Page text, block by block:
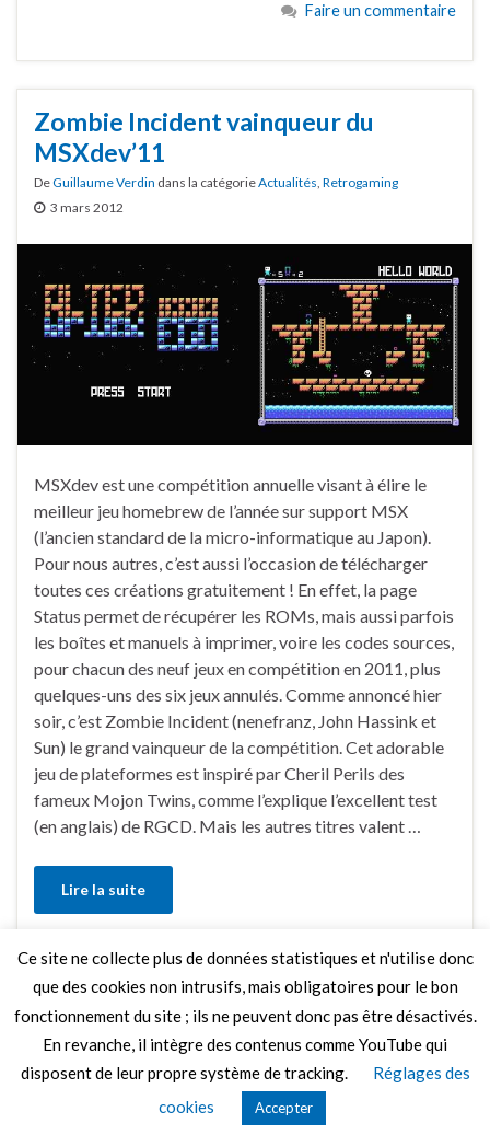
Faire un commentaire
Zombie Incident vainqueur du
MSXdev’11
DeGuillaume Verdin dans la catégorieActualités, Retrogaming
3 mars 2012
MSXdev est une compétition annuelle visant à élire le
meilleur jeu homebrew de l’année sur support MSX
(l’ancien standard de la micro-informatique au Japon).
Pour nous autres, c’est aussi l’occasion de télécharger
toutes ces créations gratuitement ! En effet, la page
Status permet de récupérer les ROMs, mais aussi parfois
les boîtes et manuels à imprimer, voire les codes sources,
pour chacun des neuf jeux en compétition en 2011, plus
quelques-uns des six jeux annulés. Comme annoncé hier
soir, c’est Zombie Incident (nenefranz, John Hassink et
Sun) le grand vainqueur de la compétition. Cet adorable
jeu de plateformes est inspiré par Cheril Perils des
fameux Mojon Twins, comme l’explique l’excellent test
(en anglais) de RGCD. Mais les autres titres valent …
Lire la suite
Faire un commentaire
Thèmes Graphene
Ce site ne collecte plus de données statistiques et n'utilise donc
que des cookies non intrusifs, mais obligatoires pour le bon
fonctionnement du site ; ils ne peuvent donc pas être désactivés.
En revanche, il intègre des contenus comme YouTube qui
disposent de leur propre système de tracking.
Réglages des
cookies
Accepter